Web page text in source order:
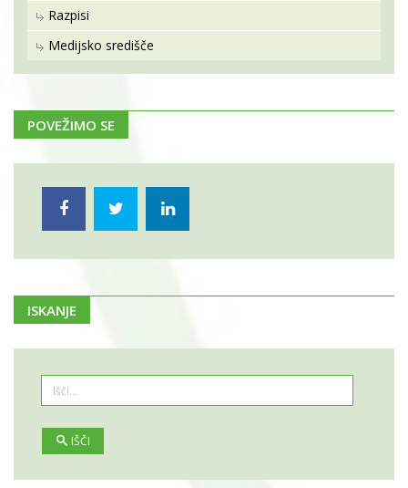
Razpisi
Medijsko središče
POVEŽIMO SE
ISKANJE
IŠČI